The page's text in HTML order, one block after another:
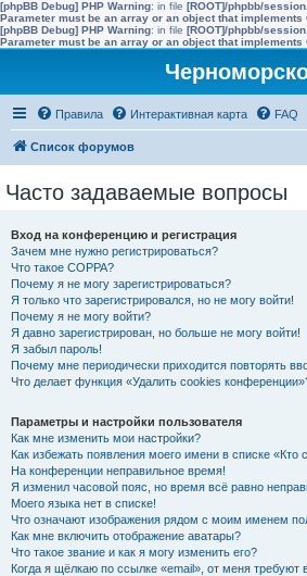
[phpBB Debug] PHP Warning: in file [ROOT]/phpbb/
Parameter must be an array or an object that implements
[phpBB Debug] PHP Warning: in file [ROOT]/phpbb/
Parameter must be an array or an object that implements
Правила Интерактивная карта FAQ
Список форумов
Часто задаваемые вопросы
Вход на конференцию и регистрация
Зачем мне нужно регистрироваться?
Что такое COPPA?
Почему я не могу зарегистрироваться?
Я только что зарегистрировался, но не могу войти!
Почему я не могу войти?
Я давно зарегистрирован, но больше не могу войти!
Я забыл пароль!
Почему мне периодически приходится повторять
Что делает функция «Удалить cookies
Параметры и настройки пользователя
Как мне изменить мои настройки?
Как избежать появления моего имени в списке «Кто
На конференции неправильное время!
Я изменил часовой пояс, но время всё равно
Моего языка нет в списке!
Что означают изображения рядом с моим именем
Как мне включить отображение аватары?
Что такое звание и как я могу изменить его?
Когда я щёлкаю по ссылке «email», от меня требуют